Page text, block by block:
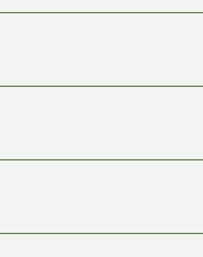
品
イカトラリーセット
ス保存容器セット
語と日本語)
ア
ントゥエクスプロアー
ィットポム
祝いに